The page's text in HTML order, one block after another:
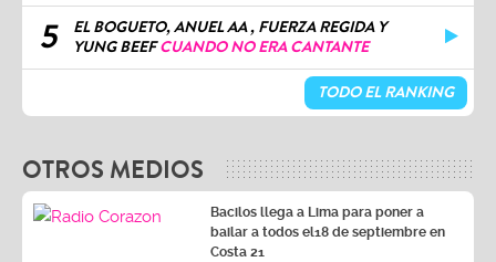
5
EL BOGUETO, ANUEL AA , FUERZA REGIDA Y
YUNG BEEFCUANDO NO ERA CANTANTE
TODO EL RANKING
OTROS MEDIOS
Bacilos llega a Lima para poner a
bailar a todos el18 de septiembre en
Costa 21